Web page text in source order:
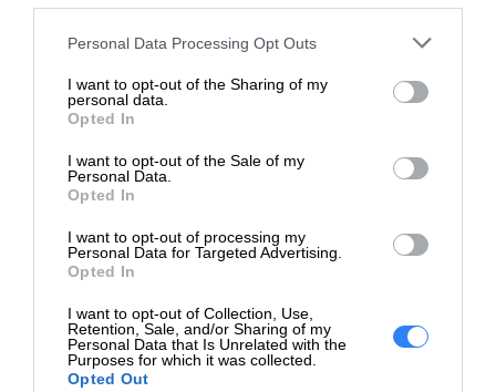
Personal Data Processing Opt Outs
I want to opt-out of the Sharing of my
personal data.
Opted In
I want to opt-out of the Sale of my
Personal Data.
Opted In
I want to opt-out of processing my
Personal Data for Targeted Advertising.
Opted In
I want to opt-out of Collection, Use,
Retention, Sale, and/or Sharing of my
Personal Data that Is Unrelated with the
Purposes for which it was collected.
Opted Out
wymagające wydajności, możliwości
administrowania i nadmiarowości na poziomie
serwerze jednoprocesorowym w obudowie typu
tower.
myślą o potrzebach rozwijających się małych firm
i oddziałów. Oferują więcej funkcji i lepszą
wydajność niż serwery klasy podstawowej.
Pamięci:
DIMM 288-pin
Sloty:
Cechy
Napęd dyskowy
Typ:
pracy - 2.5"
Pojemność: 1 x 480 GB